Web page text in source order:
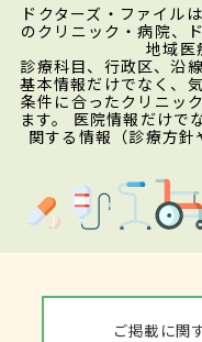
ドクターズ・ファイル
のクリニック・病院、
地域医
診療科目、行政区、沿
基本情報だけでなく、
条件に合ったクリニッ
ます。 医院情報だけで
関する情報（診療方針
ご掲載に関